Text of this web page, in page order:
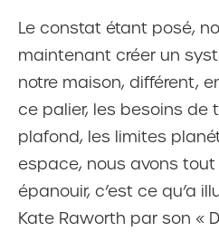
Le constat étant posé,
maintenant créer un
notre maison, différent,
ce palier, les besoins de
plafond, les limites
espace, nous avons tout
épanouir, c’est ce qu’a
Kate Raworth par son «